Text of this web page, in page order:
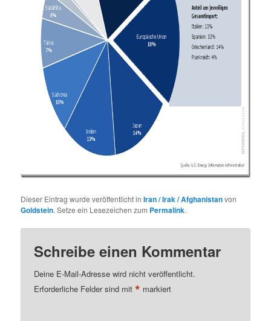
Dieser Eintrag wurde veröffentlicht inIran / Irak / Afghanistanvon
Goldstein. Setze ein Lesezeichen zum Permalink.
Schreibe einen Kommentar
Deine E-Mail-Adresse wird nicht veröffentlicht.
Erforderliche Felder sind mit* markiert